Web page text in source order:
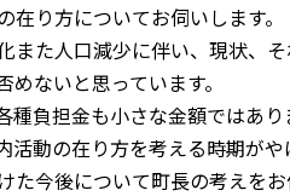
り方についてお伺いします。
た人口減少に伴い、現状、
ないと思っています。
負担金も小さな金額ではあ
動の在り方を考える時期が
今後について町長の考えを